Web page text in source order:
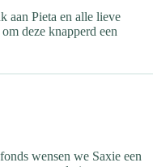
aan Pieta en alle lieve
deze knapperd een
wensen we Saxie een